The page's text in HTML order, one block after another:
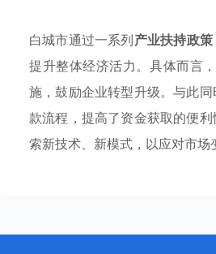
白城市通过一系列产业扶持政策
提升整体经济活力。具体而言
施，鼓励企业转型升级。与此
款流程，提高了资金获取的便
索新技术、新模式，以应对市